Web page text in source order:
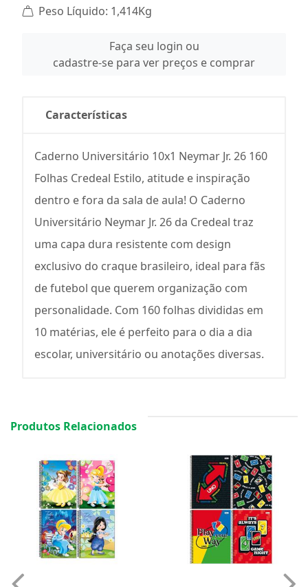
Peso Líquido: 1,414Kg
Faça seu login ou
cadastre-se para ver preços e comprar
Características
Caderno Universitário 10x1 Neymar Jr. 26 160
Folhas Credeal Estilo, atitude e inspiração
dentro e fora da sala de aula! O Caderno
Universitário Neymar Jr. 26 da Credeal traz
uma capa dura resistente com design
exclusivo do craque brasileiro, ideal para fãs
de futebol que querem organização com
personalidade. Com 160 folhas divididas em
10 matérias, ele é perfeito para o dia a dia
escolar, universitário ou anotações diversas.
Produtos Relacionados